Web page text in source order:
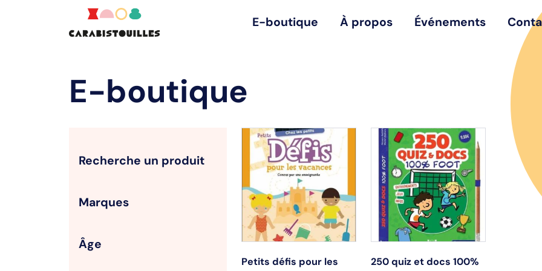
E-boutique À propos Événements
E-boutique
Recherche un produit
Marques
Âge
Petits défis pour les
250 quiz et docs 100%